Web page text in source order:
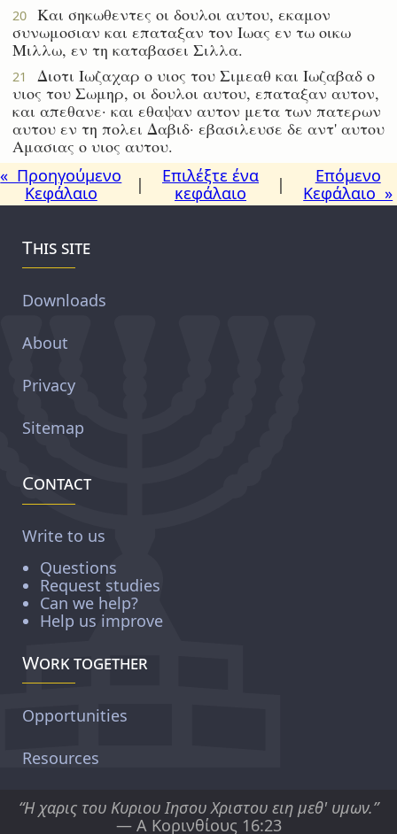
20
Και σηκωθεντες οι δουλοι αυτου, εκαμον
συνωμοσιαν και επαταξαν τον Ιωας εν τω οικω
Μιλλω, εν τη καταβασει Σιλλα.
21
Διοτι Ιωζαχαρ ο υιος του Σιμεαθ και Ιωζαβαδ ο
υιος του Σωμηρ, οι δουλοι αυτου, επαταξαν αυτον,
και απεθανε· και εθαψαν αυτον μετα των πατερων
αυτου εν τη πολει Δαβιδ· εβασιλευσε δε αντ' αυτου
Αμασιας ο υιος αυτου.
« Προηγούμενο
Κεφάλαιο
|
Επιλέξτε ένα
κεφάλαιο
|
Επόμενο
Κεφάλαιο »
This site
Downloads
About
Privacy
Sitemap
Contact
Write to us
Questions
Request studies
Can we help?
Help us improve
Work together
Opportunities
Resources
“Η χαρις του Κυριου Ιησου Χριστου ειη μεθ' υμων.”
— Α Κορινθίους 16:23